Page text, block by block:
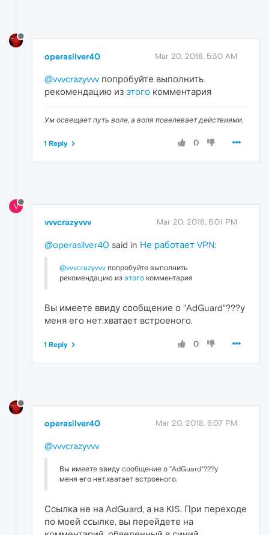
operasilver40 Mar 20, 2018, 5:30 AM
@vvvcrazyvvv попробуйте выполнить
рекомендацию из этого комментария
Ум освещает путь воле, а воля повелевает действиями.
0
1 Reply
V
vvvcrazyvvv Mar 20, 2018, 6:01 PM
@operasilver40 said in Не работает VPN:
@vvvcrazyvvv попробуйте выполнить
рекомендацию из этого комментария
Вы имеете ввиду сообщение о "AdGuard"???у
меня его нет.хватает встроеного.
0
1 Reply
operasilver40 Mar 20, 2018, 6:07 PM
@vvvcrazyvvv
Вы имеете ввиду сообщение о "AdGuard"???у
меня его нет.хватает встроеного.
Ссылка не на AdGuard, а на KIS. При переходе
по моей ссылке, вы перейдете на